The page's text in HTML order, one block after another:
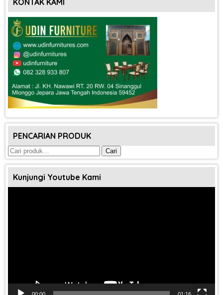
KONTAK KAMI
PENCARIAN PRODUK
Pencarian
untuk:
Cari
Kunjungi Youtube Kami